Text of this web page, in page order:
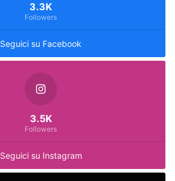
Seguici su Facebook
3.3K
Followers
Seguici su Instagram
3.5K
Followers